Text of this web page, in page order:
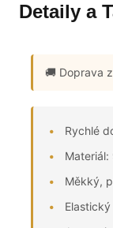
Detaily a
🚚 Doprava
Rychlé
Materiál:
Měkký,